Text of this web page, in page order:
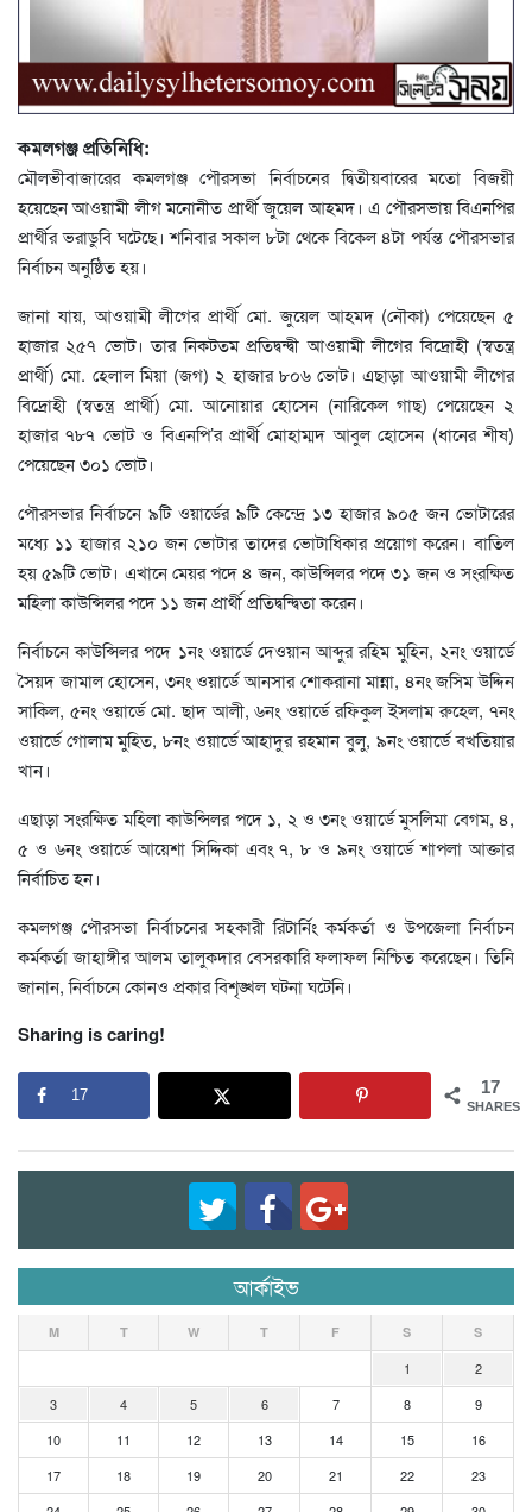
কমলগঞ্জ প্রতিনিধি:
মৌলভীবাজারের কমলগঞ্জ পৌরসভা নির্বাচনের দ্বিতীয়বারের মতো বিজয়ী
হয়েছেন আওয়ামী লীগ মনোনীত প্রার্থী জুয়েল আহমদ। এ পৌরসভায় বিএনপির
প্রার্থীর ভরাডুবি ঘটেছে। শনিবার সকাল ৮টা থেকে বিকেল ৪টা পর্যন্ত পৌরসভার
নির্বাচন অনুষ্ঠিত হয়।
জানা যায়, আওয়ামী লীগের প্রার্থী মো. জুয়েল আহমদ (নৌকা) পেয়েছেন ৫
হাজার ২৫৭ ভোট। তার নিকটতম প্রতিদ্বন্দ্বী আওয়ামী লীগের বিদ্রোহী (স্বতন্ত্র
প্রার্থী) মো. হেলাল মিয়া (জগ) ২ হাজার ৮০৬ ভোট। এছাড়া আওয়ামী লীগের
বিদ্রোহী (স্বতন্ত্র প্রার্থী) মো. আনোয়ার হোসেন (নারিকেল গাছ) পেয়েছেন ২
হাজার ৭৮৭ ভোট ও বিএনপি’র প্রার্থী মোহাম্মদ আবুল হোসেন (ধানের শীষ)
পেয়েছেন ৩০১ ভোট।
পৌরসভার নির্বাচনে ৯টি ওয়ার্ডের ৯টি কেন্দ্রে ১৩ হাজার ৯০৫ জন ভোটারের
মধ্যে ১১ হাজার ২১০ জন ভোটার তাদের ভোটাধিকার প্রয়োগ করেন। বাতিল
হয় ৫৯টি ভোট। এখানে মেয়র পদে ৪ জন, কাউন্সিলর পদে ৩১ জন ও সংরক্ষিত
মহিলা কাউন্সিলর পদে ১১ জন প্রার্থী প্রতিদ্বন্দ্বিতা করেন।
নির্বাচনে কাউন্সিলর পদে ১নং ওয়ার্ডে দেওয়ান আব্দুর রহিম মুহিন, ২নং ওয়ার্ডে
সৈয়দ জামাল হোসেন, ৩নং ওয়ার্ডে আনসার শোকরানা মান্না, ৪নং জসিম উদ্দিন
সাকিল, ৫নং ওয়ার্ডে মো. ছাদ আলী, ৬নং ওয়ার্ডে রফিকুল ইসলাম রুহেল, ৭নং
ওয়ার্ডে গোলাম মুহিত, ৮নং ওয়ার্ডে আহাদুর রহমান বুলু, ৯নং ওয়ার্ডে বখতিয়ার
খান।
এছাড়া সংরক্ষিত মহিলা কাউন্সিলর পদে ১, ২ ও ৩নং ওয়ার্ডে মুসলিমা বেগম, ৪,
৫ ও ৬নং ওয়ার্ডে আয়েশা সিদ্দিকা এবং ৭, ৮ ও ৯নং ওয়ার্ডে শাপলা আক্তার
নির্বাচিত হন।
কমলগঞ্জ পৌরসভা নির্বাচনের সহকারী রিটার্নিং কর্মকর্তা ও উপজেলা নির্বাচন
কর্মকর্তা জাহাঙ্গীর আলম তালুকদার বেসরকারি ফলাফল নিশ্চিত করেছেন। তিনি
জানান, নির্বাচনে কোনও প্রকার বিশৃঙ্খল ঘটনা ঘটেনি।
Sharing is caring!
17
SHARES
17
আর্কাইভ
M T W T F S S
1
2
3
4 5 6 7 8
9
10
11 12 13 14 15
16
17
18 19 20 21 22
23